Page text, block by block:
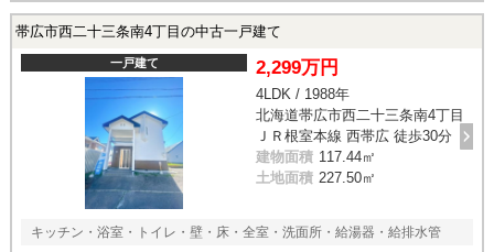
帯広市西二十三条南4丁目の中古一戸建て
一戸建て 2,299万円
4LDK / 1988年
北海道帯広市西二十三条南4丁目
ＪＲ根室本線 西帯広 徒歩30分
建物面積 117.44㎡
土地面積 227.50㎡
キッチン・浴室・トイレ・壁・床・全室・洗面所・給湯器・給排水管